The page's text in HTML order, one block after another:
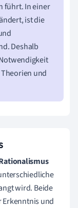
führt. In einer
ist die
Deshalb
und
wird. Beide
Erkenntnis und